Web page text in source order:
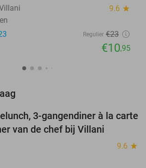
9.6 star
Regulier €23
€10,95
52%
3-gangendiner à la carte
van de chef bij Villani
9.6 star